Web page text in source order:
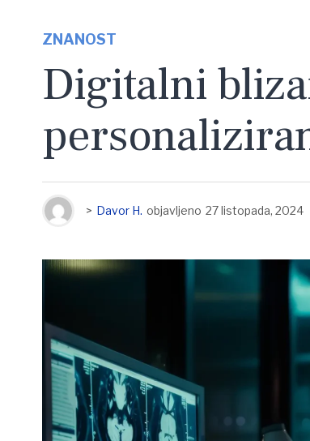
ZNANOST
Digitalni
> Davor H. objavljeno 27 listopada, 2024